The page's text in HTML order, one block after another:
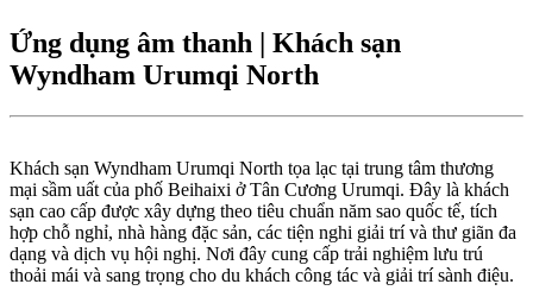
Ứng dụng âm thanh | Khách sạn
Wyndham Urumqi North
Khách sạn Wyndham Urumqi North tọa lạc tại trung tâm thương
mại sầm uất của phố Beihaixi ở Tân Cương Urumqi. Đây là khách
sạn cao cấp được xây dựng theo tiêu chuẩn năm sao quốc tế, tích
hợp chỗ nghỉ, nhà hàng đặc sản, các tiện nghi giải trí và thư giãn đa
dạng và dịch vụ hội nghị. Nơi đây cung cấp trải nghiệm lưu trú
thoải mái và sang trọng cho du khách công tác và giải trí sành điệu.